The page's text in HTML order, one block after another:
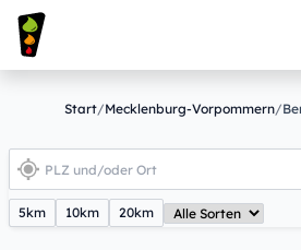
Start/Mecklenburg-Vorpommern/
5km 10km 20km